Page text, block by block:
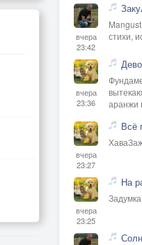
вчера
23:42
стихи,
вчера
23:36
аранжи
вчера
23:27
Всё
вчера
23:25
На